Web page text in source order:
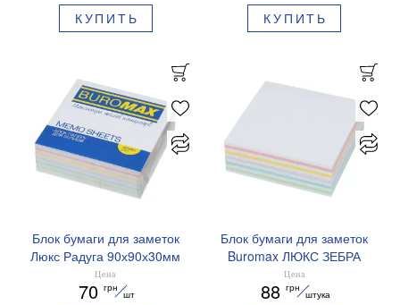
КУПИТЬ КУПИТЬ
Блок бумаги для заметок
Люкс Радуга 90х90х30мм
склееный BM.2242
Цена
70 грн
шт
Блок бумаги для заметок
Buromax ЛЮКС ЗЕБРА
90х90х30мм не склеен
BM.2261
Цена
88 грн
штука